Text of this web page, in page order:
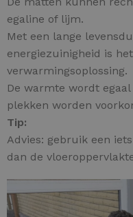
egaline of lijm.
Met een lange
energiezuinigheid is
verwarmingsoplossing.
De warmte wordt
plekken worden
Tip:
Advies: gebruik een
dan de